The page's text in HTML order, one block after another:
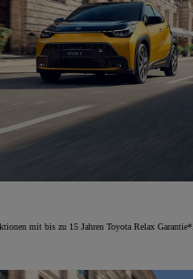
mit bis zu 15 Jahren Toyota Relax Garantie*.